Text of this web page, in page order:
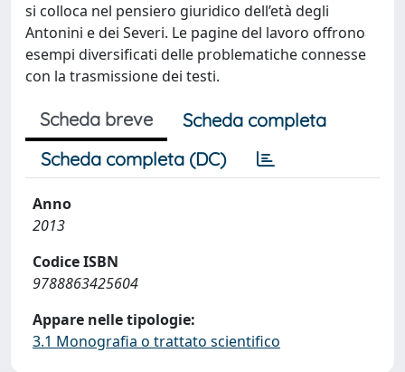
si colloca nel pensiero giuridico dell’età degli
Antonini e dei Severi. Le pagine del lavoro offrono
esempi diversificati delle problematiche connesse
con la trasmissione dei testi.
Scheda breve
Scheda completa
Scheda completa (DC)
Anno
2013
Codice ISBN
9788863425604
Appare nelle tipologie:
3.1 Monografia o trattato scientifico